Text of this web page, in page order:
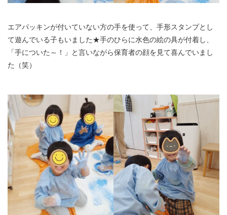
エアパッキンが付いていない方の手を使って、手形スタンプとし
て遊んでいる子もいました★手のひらに水色の絵の具が付着し、
「手についた～！」と言いながら保育者の顔を見て喜んでいまし
た（笑）